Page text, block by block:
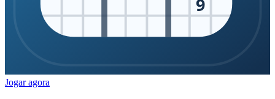
9
Jogar agora